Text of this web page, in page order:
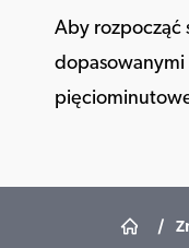
Aby rozpocząć
dopasowanymi
/